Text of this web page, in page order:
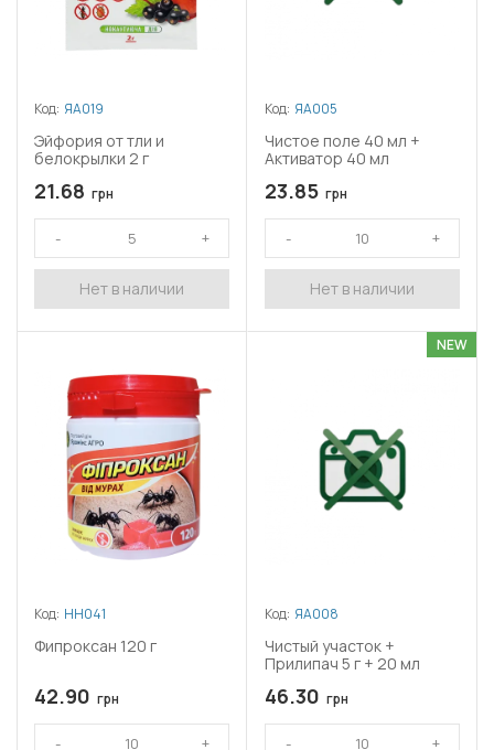
Код: ЯА019
Эйфория от тли и
белокрылки 2 г
21.68 грн
Нет в наличии
Код: ЯА005
Чистое поле 40 мл +
Активатор 40 мл
23.85 грн
Нет в наличии
Код: НН041
Фипроксан 120 г
42.90 грн
NEW
Код: ЯА008
Чистый участок +
Прилипач 5 г + 20 мл
46.30 грн